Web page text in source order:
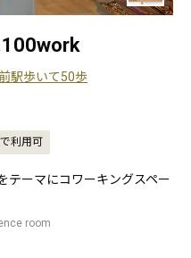
100work
駅歩いて50歩
利用可
テーマにコワーキングスペー
room